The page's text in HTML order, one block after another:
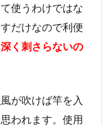
使うわけではな
だけなので利便
く刺さらないの
が吹けば竿を入
われます。使用